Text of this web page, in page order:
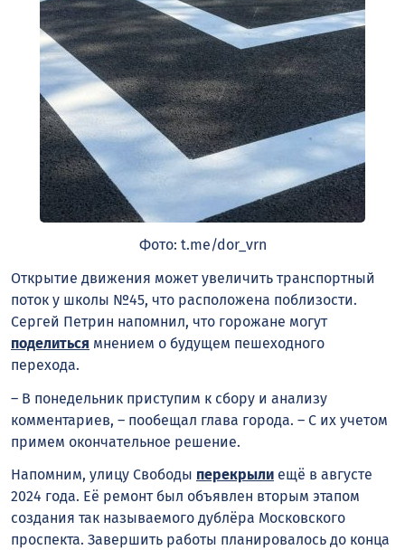
Фото: t.me/dor_vrn
Открытие движения может увеличить транспортный
поток у школы №45, что расположена поблизости.
Сергей Петрин напомнил, что горожане могут
поделиться мнением о будущем пешеходного
перехода.
– В понедельник приступим к сбору и анализу
комментариев, – пообещал глава города. – С их учетом
примем окончательное решение.
Напомним, улицу Свободы перекрыли ещё в августе
2024 года. Её ремонт был объявлен вторым этапом
создания так называемого дублёра Московского
проспекта. Завершить работы планировалось до конца